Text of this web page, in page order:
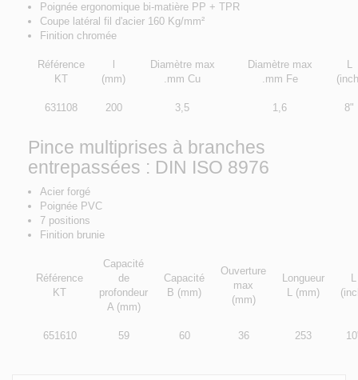
Poignée ergonomique bi-matière PP + TPR
Coupe latéral fil d'acier 160 Kg/mm²
Finition chromée
Référence
KT
(mm)
Diamètre max
.mm Cu
Diamètre max
.mm Fe
L
631108 200 3,5 1,6 8"
Pince multiprises à branches
entrepassées : DIN ISO 8976
Acier forgé
Poignée PVC
7 positions
Finition brunie
Référence
KT
Capacité
de
profondeur
A (mm)
Capacité
B (mm)
Ouverture
max
(mm)
Longueur
L (mm)
L
651610 59 60 36 253